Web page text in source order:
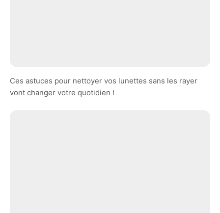
Ces astuces pour nettoyer vos lunettes sans les rayer
vont changer votre quotidien !